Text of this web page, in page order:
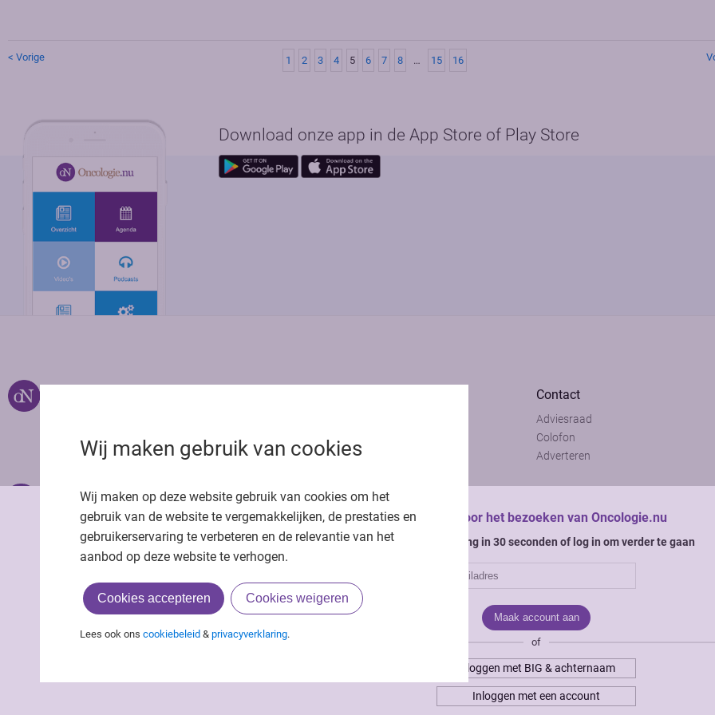
Wij maken gebruik van cookies
Wij maken op deze website gebruik van cookies om het
gebruik van de website te vergemakkelijken, de prestaties en
gebruikerservaring te verbeteren en de relevantie van het
aanbod op deze website te verhogen.
Cookies accepteren Cookies weigeren
Lees ook ons cookiebeleid & privacyverklaring.
Bedankt voor het bezoeken van Oncologie.nu
Krijg gratis toegang in 30 seconden of log in om verder te gaan
of
Inloggen met BIG & achternaam
Inloggen met een account
< Vorige 1 2 3 4 5 6 7 8 … 15 16
Download onze app in de App Store of Play Store
Privacy statement
Cookie statement
Richtlijnen
Contact
Adviesraad
Colofon
Adverteren